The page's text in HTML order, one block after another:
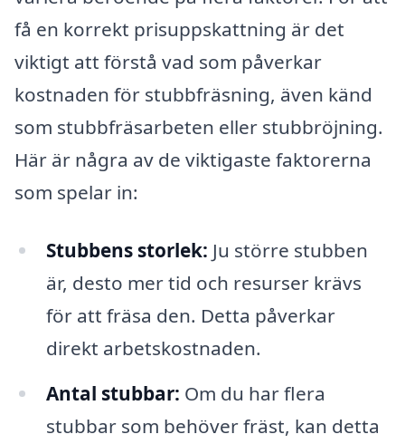
få en korrekt prisuppskattning är det
viktigt att förstå vad som påverkar
kostnaden för stubbfräsning, även känd
som stubbfräsarbeten eller stubbröjning.
Här är några av de viktigaste faktorerna
som spelar in:
Stubbens storlek: Ju större stubben
är, desto mer tid och resurser krävs
för att fräsa den. Detta påverkar
direkt arbetskostnaden.
Antal stubbar: Om du har flera
stubbar som behöver fräst, kan detta